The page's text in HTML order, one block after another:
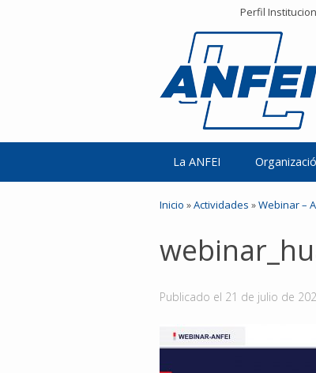
Perfil
La ANFEI
Inicio »Actividades »Webinar –
Publicado el 21 de julio de